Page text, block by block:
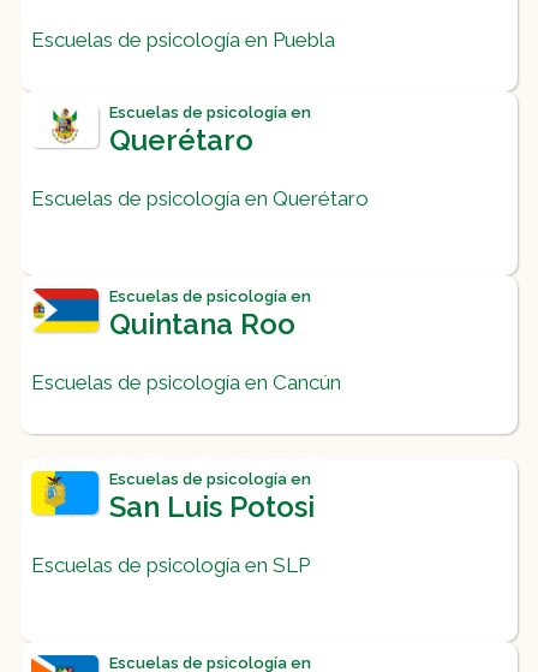
Escuelas de psicología en Puebla
Escuelas de psicología en
Querétaro
Escuelas de psicología en Querétaro
Escuelas de psicología en
Quintana Roo
Escuelas de psicología en Cancún
Escuelas de psicología en
San Luis Potosi
Escuelas de psicología en SLP
Escuelas de psicología en